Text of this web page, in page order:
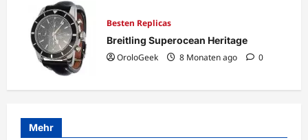
Besten Replicas
Breitling Superocean Heritage
OroloGeek
8 Monaten ago 0
Mehr